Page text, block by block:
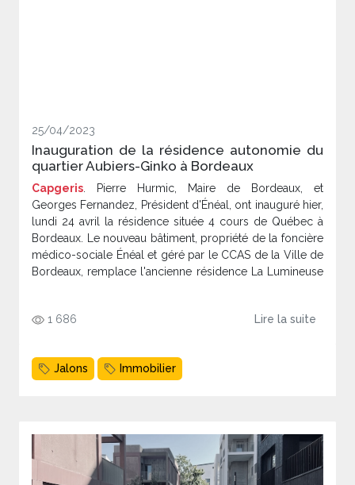
25/04/2023
Inauguration de la résidence autonomie du
quartier Aubiers-Ginko à Bordeaux
Capgeris . Pierre Hurmic, Maire de Bordeaux, et
Georges Fernandez, Président d'Énéal, ont inauguré hier,
lundi 24 avril la résidence située 4 cours de Québec à
Bordeaux. Le nouveau bâtiment, propriété de la foncière
médico-sociale Énéal et géré par le CCAS de la Ville de
Bordeaux, remplace l'ancienne résidence La Lumineuse
1 686 Lire la suite
Jalons Immobilier